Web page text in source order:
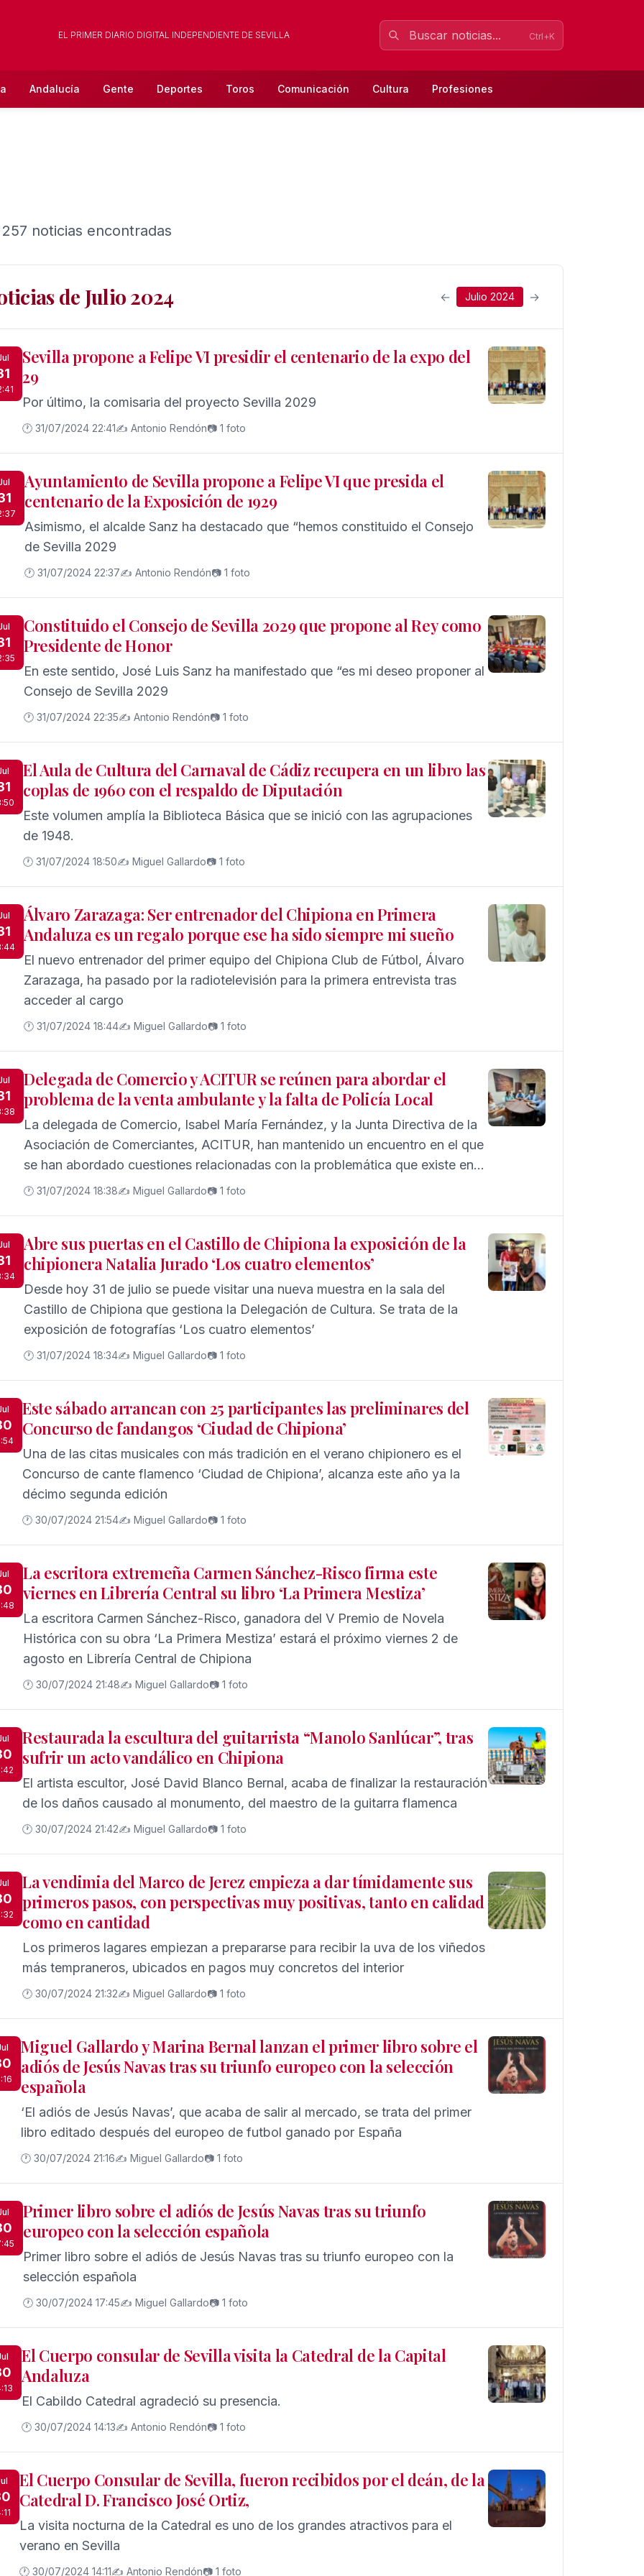
EL PRIMER DIARIO DIGITAL INDEPENDIENTE DE SEVILLA Ctrl+K
Andalucía Gente Deportes Toros Comunicación Cultura Profesiones
noticias encontradas
de Julio 2024 ← Julio 2024 →
Sevilla propone a Felipe VI presidir el centenario de la expo del
29
Por último, la comisaria del proyecto Sevilla 2029
🕐 31/07/2024 22:41✍️ Antonio Rendón📷 1 foto
Ayuntamiento de Sevilla propone a Felipe VI que presida el
centenario de la Exposición de 1929
Asimismo, el alcalde Sanz ha destacado que “hemos constituido el Consejo
de Sevilla 2029
🕐 31/07/2024 22:37✍️ Antonio Rendón📷 1 foto
Constituido el Consejo de Sevilla 2029 que propone al Rey como
Presidente de Honor
En este sentido, José Luis Sanz ha manifestado que “es mi deseo proponer al
Consejo de Sevilla 2029
🕐 31/07/2024 22:35✍️ Antonio Rendón📷 1 foto
El Aula de Cultura del Carnaval de Cádiz recupera en un libro las
coplas de 1960 con el respaldo de Diputación
Este volumen amplía la Biblioteca Básica que se inició con las agrupaciones
de 1948.
🕐 31/07/2024 18:50✍️ Miguel Gallardo📷 1 foto
Álvaro Zarazaga: Ser entrenador del Chipiona en Primera
Andaluza es un regalo porque ese ha sido siempre mi sueño
El nuevo entrenador del primer equipo del Chipiona Club de Fútbol, Álvaro
Zarazaga, ha pasado por la radiotelevisión para la primera entrevista tras
acceder al cargo
🕐 31/07/2024 18:44✍️ Miguel Gallardo📷 1 foto
Delegada de Comercio y ACITUR se reúnen para abordar el
problema de la venta ambulante y la falta de Policía Local
La delegada de Comercio, Isabel María Fernández, y la Junta Directiva de la
Asociación de Comerciantes, ACITUR, han mantenido un encuentro en el que
se han abordado cuestiones relacionadas con la problemática que existe en
torno a la venta ambulante
🕐 31/07/2024 18:38✍️ Miguel Gallardo📷 1 foto
Abre sus puertas en el Castillo de Chipiona la exposición de la
chipionera Natalia Jurado ‘Los cuatro elementos’
Desde hoy 31 de julio se puede visitar una nueva muestra en la sala del
Castillo de Chipiona que gestiona la Delegación de Cultura. Se trata de la
exposición de fotografías ‘Los cuatro elementos’
🕐 31/07/2024 18:34✍️ Miguel Gallardo📷 1 foto
Este sábado arrancan con 25 participantes las preliminares del
Concurso de fandangos ‘Ciudad de Chipiona’
Una de las citas musicales con más tradición en el verano chipionero es el
Concurso de cante flamenco ‘Ciudad de Chipiona’, alcanza este año ya la
décimo segunda edición
🕐 30/07/2024 21:54✍️ Miguel Gallardo📷 1 foto
La escritora extremeña Carmen Sánchez-Risco firma este
viernes en Librería Central su libro ‘La Primera Mestiza’
La escritora Carmen Sánchez-Risco, ganadora del V Premio de Novela
Histórica con su obra ‘La Primera Mestiza’ estará el próximo viernes 2 de
agosto en Librería Central de Chipiona
🕐 30/07/2024 21:48✍️ Miguel Gallardo📷 1 foto
Restaurada la escultura del guitarrista “Manolo Sanlúcar”, tras
sufrir un acto vandálico en Chipiona
El artista escultor, José David Blanco Bernal, acaba de finalizar la restauración
de los daños causado al monumento, del maestro de la guitarra flamenca
🕐 30/07/2024 21:42✍️ Miguel Gallardo📷 1 foto
La vendimia del Marco de Jerez empieza a dar tímidamente sus
primeros pasos, con perspectivas muy positivas, tanto en calidad
como en cantidad
Los primeros lagares empiezan a prepararse para recibir la uva de los viñedos
más tempraneros, ubicados en pagos muy concretos del interior
🕐 30/07/2024 21:32✍️ Miguel Gallardo📷 1 foto
Miguel Gallardo y Marina Bernal lanzan el primer libro sobre el
adiós de Jesús Navas tras su triunfo europeo con la selección
española
‘El adiós de Jesús Navas’, que acaba de salir al mercado, se trata del primer
libro editado después del europeo de futbol ganado por España
🕐 30/07/2024 21:16✍️ Miguel Gallardo📷 1 foto
Primer libro sobre el adiós de Jesús Navas tras su triunfo
europeo con la selección española
Primer libro sobre el adiós de Jesús Navas tras su triunfo europeo con la
selección española
🕐 30/07/2024 17:45✍️ Miguel Gallardo📷 1 foto
El Cuerpo consular de Sevilla visita la Catedral de la Capital
Andaluza
El Cabildo Catedral agradeció su presencia.
🕐 30/07/2024 14:13✍️ Antonio Rendón📷 1 foto
El Cuerpo Consular de Sevilla, fueron recibidos por el deán, de la
Catedral D. Francisco José Ortiz,
La visita nocturna de la Catedral es uno de los grandes atractivos para el
verano en Sevilla
🕐 30/07/2024 14:11✍️ Antonio Rendón📷 1 foto